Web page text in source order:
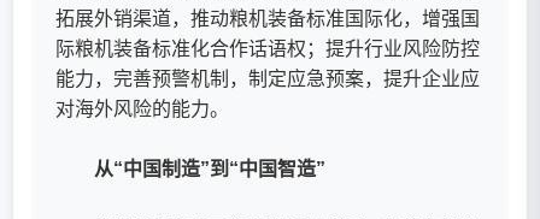
拓展外销渠道，推动粮机装备标准国际化，增强国
际粮机装备标准化合作话语权；提升行业风险防控
能力，完善预警机制，制定应急预案，提升企业应
对海外风险的能力。
从“中国制造”到“中国智造”